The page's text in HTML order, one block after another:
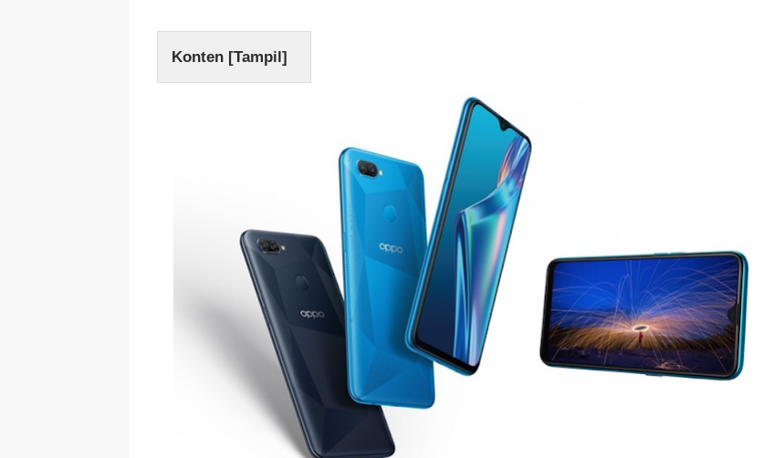
Konten [Tampil]